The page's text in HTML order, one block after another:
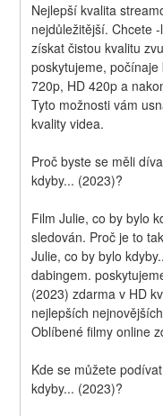
Nejlepší kvalita
nejdůležitější. Chcete
získat čistou kvalitu
poskytujeme,
720p, HD 420p a
Tyto možnosti vám
kvality videa.
Proč byste se měli
kdyby... (2023)?
Film Julie, co by bylo
sledován. Proč je to
Julie, co by bylo
dabingem.
(2023) zdarma v HD
nejlepších
Oblíbené filmy online
Kde se můžete
kdyby... (2023)?